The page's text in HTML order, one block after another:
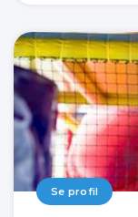
Se profil